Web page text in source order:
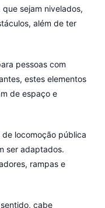
sejam nivelados,
além de ter
pessoas com
estes elementos
de espaço e
de locomoção pública
ser adaptados.
rampas e
cabe